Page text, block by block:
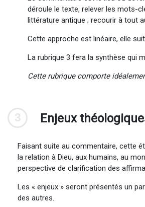
déroule le texte, relever les mots-
littérature antique ; recourir à tout
Cette approche est linéaire, elle
La rubrique 3 fera la synthèse qui
Cette rubrique comporte
3 Enjeux
Faisant suite au commentaire, cette
la relation à Dieu, aux humains, au
perspective de clarification des
Les « enjeux » seront présentés un
des autres.